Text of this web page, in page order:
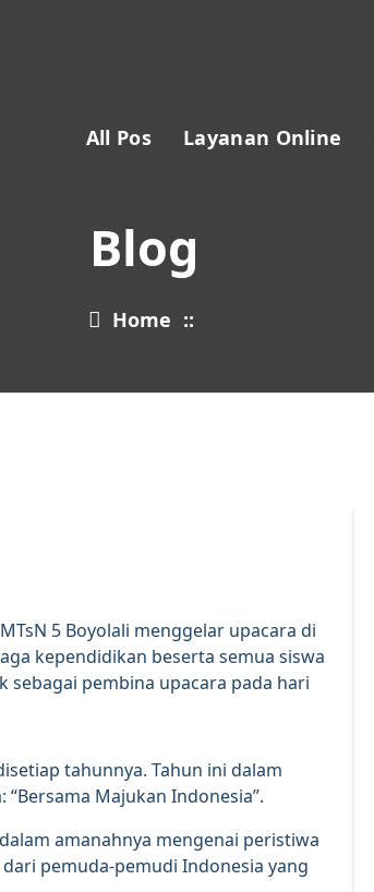
All Pos Layanan Online
Blog
Home ::
5 Boyolali menggelar upacara di
kependidikan beserta semua siswa
sebagai pembina upacara pada hari
tahunnya. Tahun ini dalam
Majukan Indonesia”.
amanahnya mengenai peristiwa
pemuda-pemudi Indonesia yang